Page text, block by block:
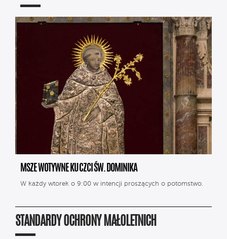
MSZE WOTYWNE KU CZCI ŚW. DOMINIKA
W każdy wtorek o 9:00 w intencji proszących o potomstwo.
STANDARDY OCHRONY MAŁOLETNICH